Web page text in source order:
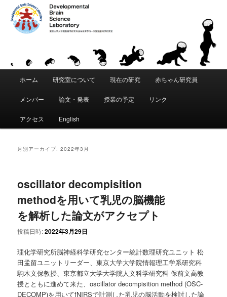
東京大学 大学院教育学研究科 発達脳
科学研究室｜Developmental Brain
Science Laboratory
「発達脳科学」は、東京大学 大学院教育学研究科・身体教育学コースに創設
された教育研究分野です。「こころ」と「からだ」が発達することの根本的
な原理を科学的に追究します。脳・身体・環境の間の動的な相互作用を通じ
て、運動・知覚・認知などがいかにして獲得されるかを研究します。遺伝要
因と環境要因の複雑な関係を分析し、発達と学習における適応性、創造性、
個性の創発メカニズムの理解をめざします。
ュ
メ
イ
ン
コ
テ
ン
ツ
へ
移
サ
ブ
コ
ン
ン
ツ
へ
移
動
ホーム 研究室について 現在の研究 赤ちゃん研究員
メンバー 論文・発表 授業の予定 リンク
アクセス English
月別アーカイブ:2022年3月
oscillator decompisition
methodを用いて乳児の脳機能
を解析した論文がアクセプト
投稿日時:2022年3月29日
理化学研究所脳神経科学研究センター統計数理研究ユニット 松
田孟留ユニットリーダー、東京大学大学院情報理工学系研究科
駒木文保教授、東京都立大学大学院人文科学研究科 保前文高教
授とともに進めて来た、oscillator decompisition method (OSC-
DECOMP)を用いてfNIRSで計測した乳児の脳活動を検討した論